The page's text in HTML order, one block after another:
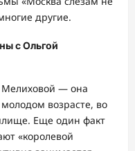
другие.
с Ольгой
— она
возрасте, во
Еще один факт
«королевой